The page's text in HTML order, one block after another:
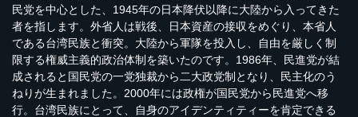
民党を中心とした、1945年の日本降伏以降に大陸から入ってきた
者を指します。外省人は戦後、日本資産の接収をめぐり、本省人
である台湾民族と衝突。大陸から軍隊を投入し、自由を厳しく制
限する権威主義的政治体制を築いたのです。1986年、民進党が結
成されると国民党の一党独裁から二大政党制となり、民主化のう
ねりが生まれました。2000年には政権が国民党から民進党へ移
行。台湾民族にとって、自身のアイデンティティーを肯定できる